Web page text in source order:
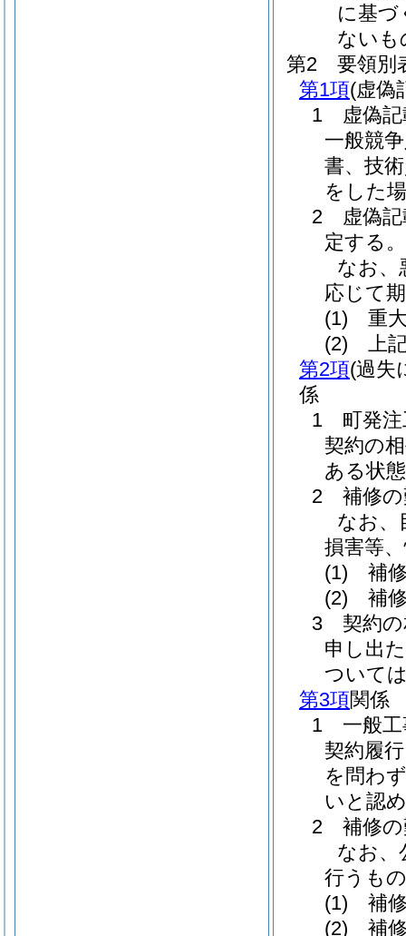
に基づ
ないも
第2 要領別
第1項(虚偽
1 虚偽記
一般競
書、技
をした
2 虚偽記
定する。
なお、
応じて
(1) 重
(2) 上
第2項(過失
係
1 町発注
契約の
ある状
2 補修の
なお、
損害等
(1) 補
(2) 補
3 契約の
申し出
ついて
第3項関係
1 一般工
契約履
を問わ
いと認
2 補修の
なお、
行うも
(1) 補
(2) 補